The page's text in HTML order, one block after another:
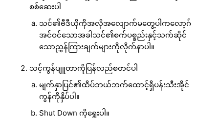
စစ်ဆေးပါ
သင်၏ဗီဒီယိုကိုအလိုအလျောက်မတွေ့ပါကလော့ဂ်
အင်ဝင်သောအခါသင်၏စက်ပစ္စည်းနှင့်သက်ဆိုင်
သောညွှန်ကြားချက်များကိုလိုက်နာပါ။
သင့်ကွန်ပျူတာကိုပြန်လည်စတင်ပါ
မျက်နှာပြင်၏ထိပ်ဘယ်ဘက်ထောင့်ရှိပန်းသီးအိုင်
ကွန်ကိုနှိပ်ပါ။
Shut Down ကိုရွေးပါ။